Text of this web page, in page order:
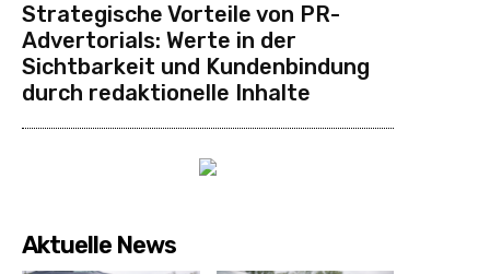
Strategische Vorteile von PR-
Advertorials: Werte in der
Sichtbarkeit und Kundenbindung
durch redaktionelle Inhalte
Aktuelle News